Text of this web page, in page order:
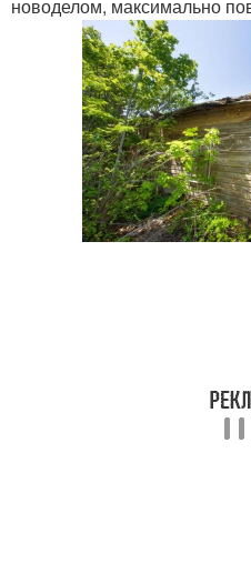
новоделом, максимально